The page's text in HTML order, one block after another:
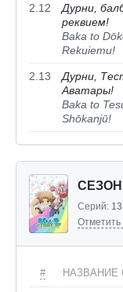
2.12
Дурни,
реквием!
Baka to
Rekuiemu!
2.13
Дурни,
Аватары!
Baka to
Shōkanjū!
СЕЗОН
Серий: 13
Отметить
# НАЗВАНИЕ